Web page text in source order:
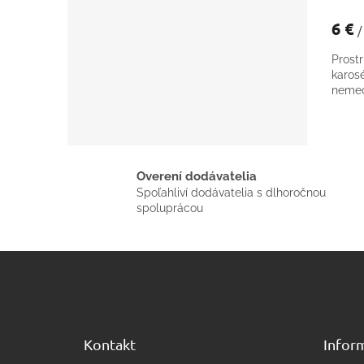
6 € /
Overení dodávatelia
Spoľahliví dodávatelia s dlhoročnou
spoluprácou
Kontakt